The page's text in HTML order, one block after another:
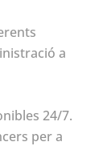
a
24/7.
per a